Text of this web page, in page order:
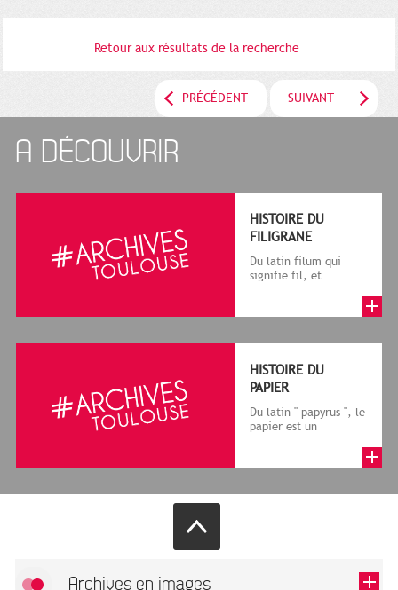
Retour aux résultats de la recherche
PRÉCÉDENT SUIVANT
A DÉCOUVRIR
HISTOIRE DU
FILIGRANE
Du latin filum qui
signifie fil, et
le cadre de la f...
HISTOIRE DU
PAPIER
Du latin " papyrus ", le
papier est un
végétales réduite...
Archives en images